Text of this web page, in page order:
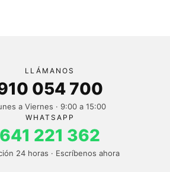
LLÁMANOS
054 700
a Viernes · 9:00 a 15:00
WHATSAPP
641 221 362
24 horas · Escríbenos ahora